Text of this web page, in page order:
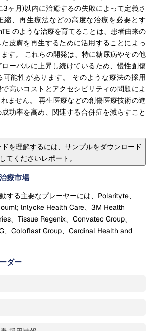
3ヶ月)以内に治癒するの失敗によって定義さ
縮、再生療法などの高度な治療を必要とす
のような治療を育てることは、患者由来の
皮膚を再生するために活用することによっ
す。 これらの開発は、特に糖尿病やその他
ーバルに上昇し続けているため、慢性創傷
能性があります。 そのような療法の採用
高いコストとアクセシビリティの問題によ
ません。 再生医療などの創傷医療技術の進
功率を高め、関連する合併症を減らすこと
を理解するには、サンプルをダウンロード
してくださいレポート。
療市場
する主要なプレーヤーには、Polarityte、
lnlycke Health Care、3M Health
、Tissue Regenix、Convatec Group、
、Coloflast Group、Cardinal Health and
ダー